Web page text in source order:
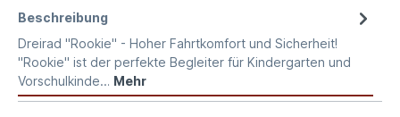
Beschreibung
Dreirad "Rookie" - Hoher Fahrtkomfort und Sicherheit!
"Rookie" ist der perfekte Begleiter für Kindergarten und
Vorschulkinde… Mehr